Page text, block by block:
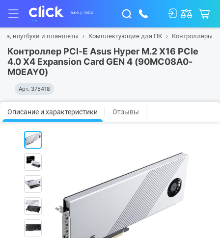
ноутбуки и планшеты Комплектующие для ПК Контроллеры
Контроллер PCI-E Asus Hyper M.2 X16 PCIe
4.0 X4 Expansion Card GEN 4 (90MC08A0-
M0EAY0)
Арт. 375418
Описание и характеристики Отзывы